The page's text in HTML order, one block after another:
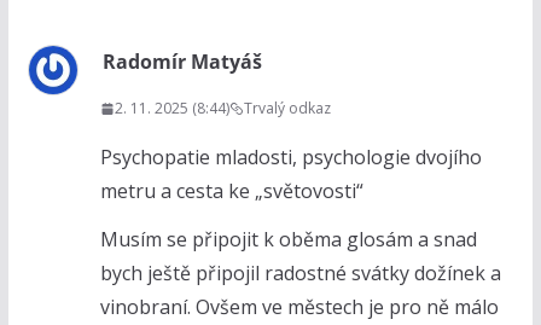
Radomír Matyáš
2. 11. 2025 (8:44) Trvalý odkaz
Psychopatie mladosti, psychologie dvojího
metru a cesta ke „světovosti“
Musím se připojit k oběma glosám a snad
bych ještě připojil radostné svátky dožínek a
vinobraní. Ovšem ve městech je pro ně málo